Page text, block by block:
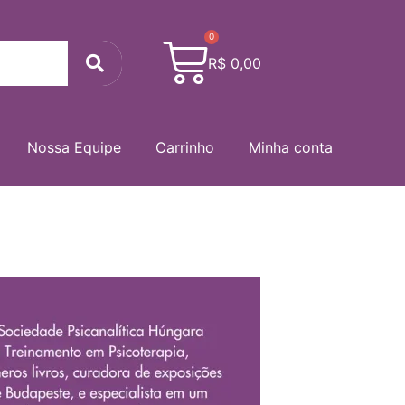
Search
R$ 0,00
0
Cart
Nossa Equipe Carrinho Minha conta